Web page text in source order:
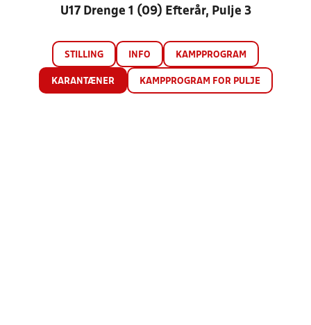
U17 Drenge 1 (09) Efterår, Pulje 3
STILLING INFO KAMPPROGRAM
KARANTÆNER KAMPPROGRAM FOR PULJE